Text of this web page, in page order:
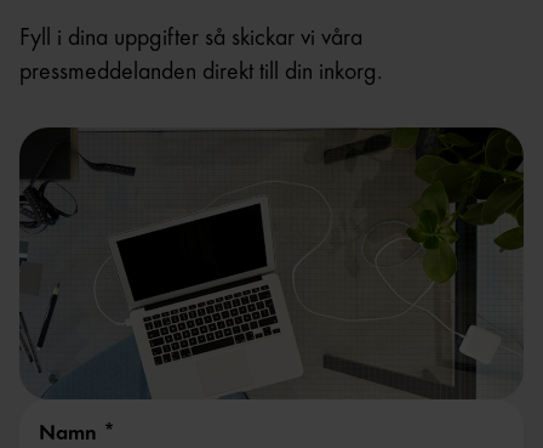
Fyll i dina uppgifter så skickar vi våra
pressmeddelanden direkt till din inkorg.
Namn